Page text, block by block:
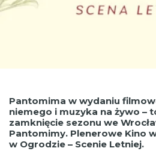
Pantomima w wydaniu
niemego i muzyka na żywo –
zamknięcie sezonu we
Pantomimy. Plenerowe Kino
w Ogrodzie – Scenie Letniej.